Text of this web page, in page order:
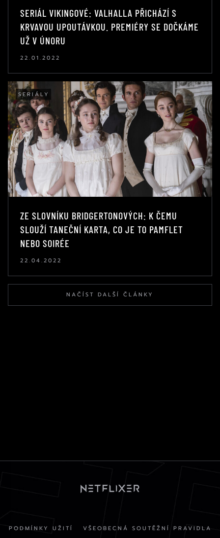
SERIÁL VIKINGOVÉ: VALHALLA PŘICHÁZÍ S
KRVAVOU UPOUTÁVKOU. PREMIÉRY SE DOČKÁME
UŽ V ÚNORU
22.01.2022
SERIÁLY
ZE SLOVNÍKU BRIDGERTONOVÝCH: K ČEMU
SLOUŽÍ TANEČNÍ KARTA, CO JE TO PAMFLET
NEBO SOIRÉE
22.04.2022
NAČÍST DALŠÍ ČLÁNKY
PODMÍNKY UŽITÍ VŠEOBECNÁ SOUTĚŽNÍ PRAVIDLA